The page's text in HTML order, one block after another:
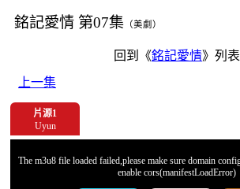
銘記愛情 第07集 （美劇）
回到《銘記愛情》列表
上一集
片源1
Uyun